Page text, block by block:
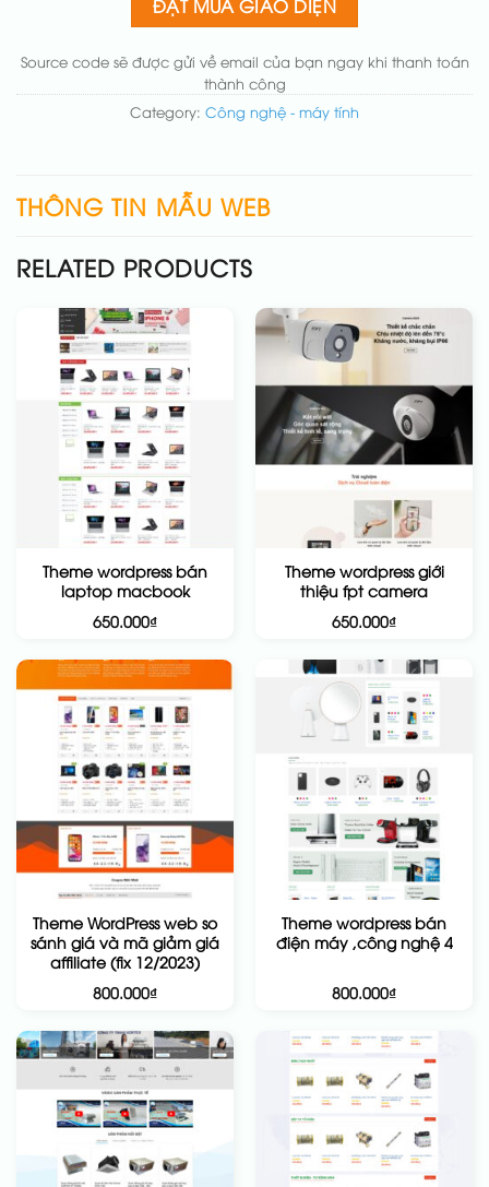
Thêm các nút liên hệ nhanh(+50.000₫)
ĐẶT MUA GIAO DIỆN
Source code sẽ được gửi về email của bạn ngay khi thanh toán
thành công
Category: Công nghệ - máy tính
THÔNG TIN MẪU WEB
RELATED PRODUCTS
Theme wordpress bán
laptop macbook
650.000₫
Theme wordpress giới
thiệu fpt camera
650.000₫
Theme WordPress web so
sánh giá và mã giảm giá
affiliate (fix 12/2023)
800.000₫
Theme wordpress bán
điện máy ,công nghệ 4
800.000₫